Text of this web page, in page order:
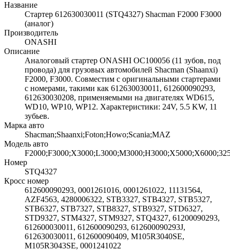
Название
Стартер 612630030011 (STQ4327) Shacman F2000 F3000
(аналог)
Производитель
ONASHI
Описание
Аналоговый стартер ONASHI OC100056 (11 зубов, под
провода) для грузовых автомобилей Shacman (Shaanxi)
F2000, F3000. Совместим с оригинальными стартерами
с номерами, такими как 612630030011, 612600090293,
612630030208, применяемыми на двигателях WD615,
WD10, WP10, WP12. Характеристики: 24V, 5.5 KW, 11
зубьев.
Марка авто
Shacman;Shaanxi;Foton;Howo;Scania;MAZ
Модель авто
Номер
STQ4327
Кросс номер
612600090293, 0001261016, 0001261022, 11131564,
AZF4563, 4280006322, STB3327, STB4327, STB5327,
STB6327, STB7327, STB8327, STB9327, STD6327,
STD9327, STM4327, STM9327, STQ4327, 61200090293,
612600030011, 612600090293, 612600090293J,
612630030011, 612600090409, M105R3040SE,
M105R3043SE, 0001241022